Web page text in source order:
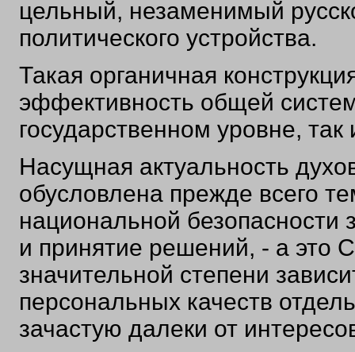
цельный, незаменимый
политического устройства.
Такая органичная
эффективность общей
государственном уровне,
Насущная актуальность
обусловлена прежде всего
национальной безопасности
и принятие решений, - а это
значительной степени
персональных качеств
зачастую далеки от